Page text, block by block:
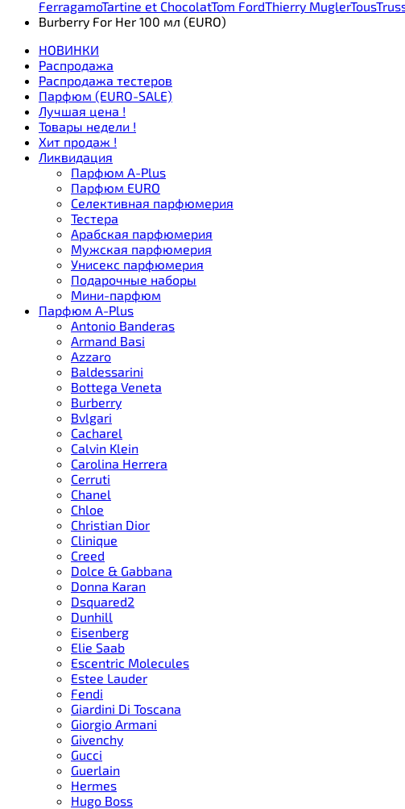
FerragamoTartine et ChocolatTom FordThierry MuglerTous
Burberry For Her 100 мл (EURO)
НОВИНКИ
Распродажа
Распродажа тестеров
Парфюм (EURO-SALE)
Лучшая цена !
Товары недели !
Хит продаж !
Ликвидация
Парфюм A-Plus
Парфюм EURO
Селективная парфюмерия
Тестера
Арабская парфюмерия
Мужская парфюмерия
Унисекс парфюмерия
Подарочные наборы
Мини-парфюм
Парфюм A-Plus
Antonio Banderas
Armand Basi
Azzaro
Baldessarini
Bottega Veneta
Burberry
Bvlgari
Cacharel
Calvin Klein
Carolina Herrera
Cerruti
Chanel
Chloe
Christian Dior
Clinique
Creed
Dolce & Gabbana
Donna Karan
Dsquared2
Dunhill
Eisenberg
Elie Saab
Escentric Molecules
Estee Lauder
Fendi
Giardini Di Toscana
Giorgio Armani
Givenchy
Gucci
Guerlain
Hermes
Hugo Boss